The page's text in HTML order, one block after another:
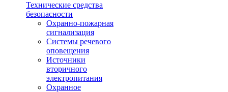
Технические средства
безопасности
Охранно-пожарная
сигнализация
Системы речевого
оповещения
Источники
вторичного
электропитания
Охранное